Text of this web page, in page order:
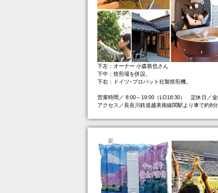
下左：オーナー 小森敦也さん
下中：焙煎場を併設。
下右：ドイツ･プロバット社製焙煎機。
営業時間／ 8:00～19:00（LO18:30） 定休日／
アクセス／長良川鉄道越美南線関駅より車で約8分